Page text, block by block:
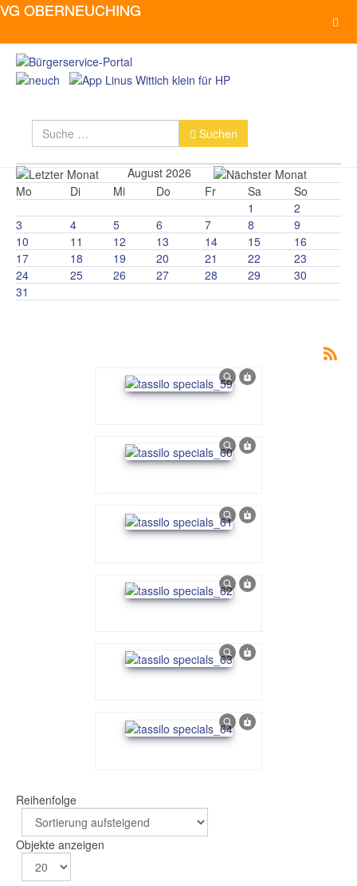
Suchen Suchen
August 2026
Mo
Di Mi Do Fr Sa
So
1
2
3
4 5 6 7 8
9
10
11 12 13 14 15
16
17
18 19 20 21 22
23
24
25 26 27 28 29
30
31
Reihenfolge
Objekte anzeigen